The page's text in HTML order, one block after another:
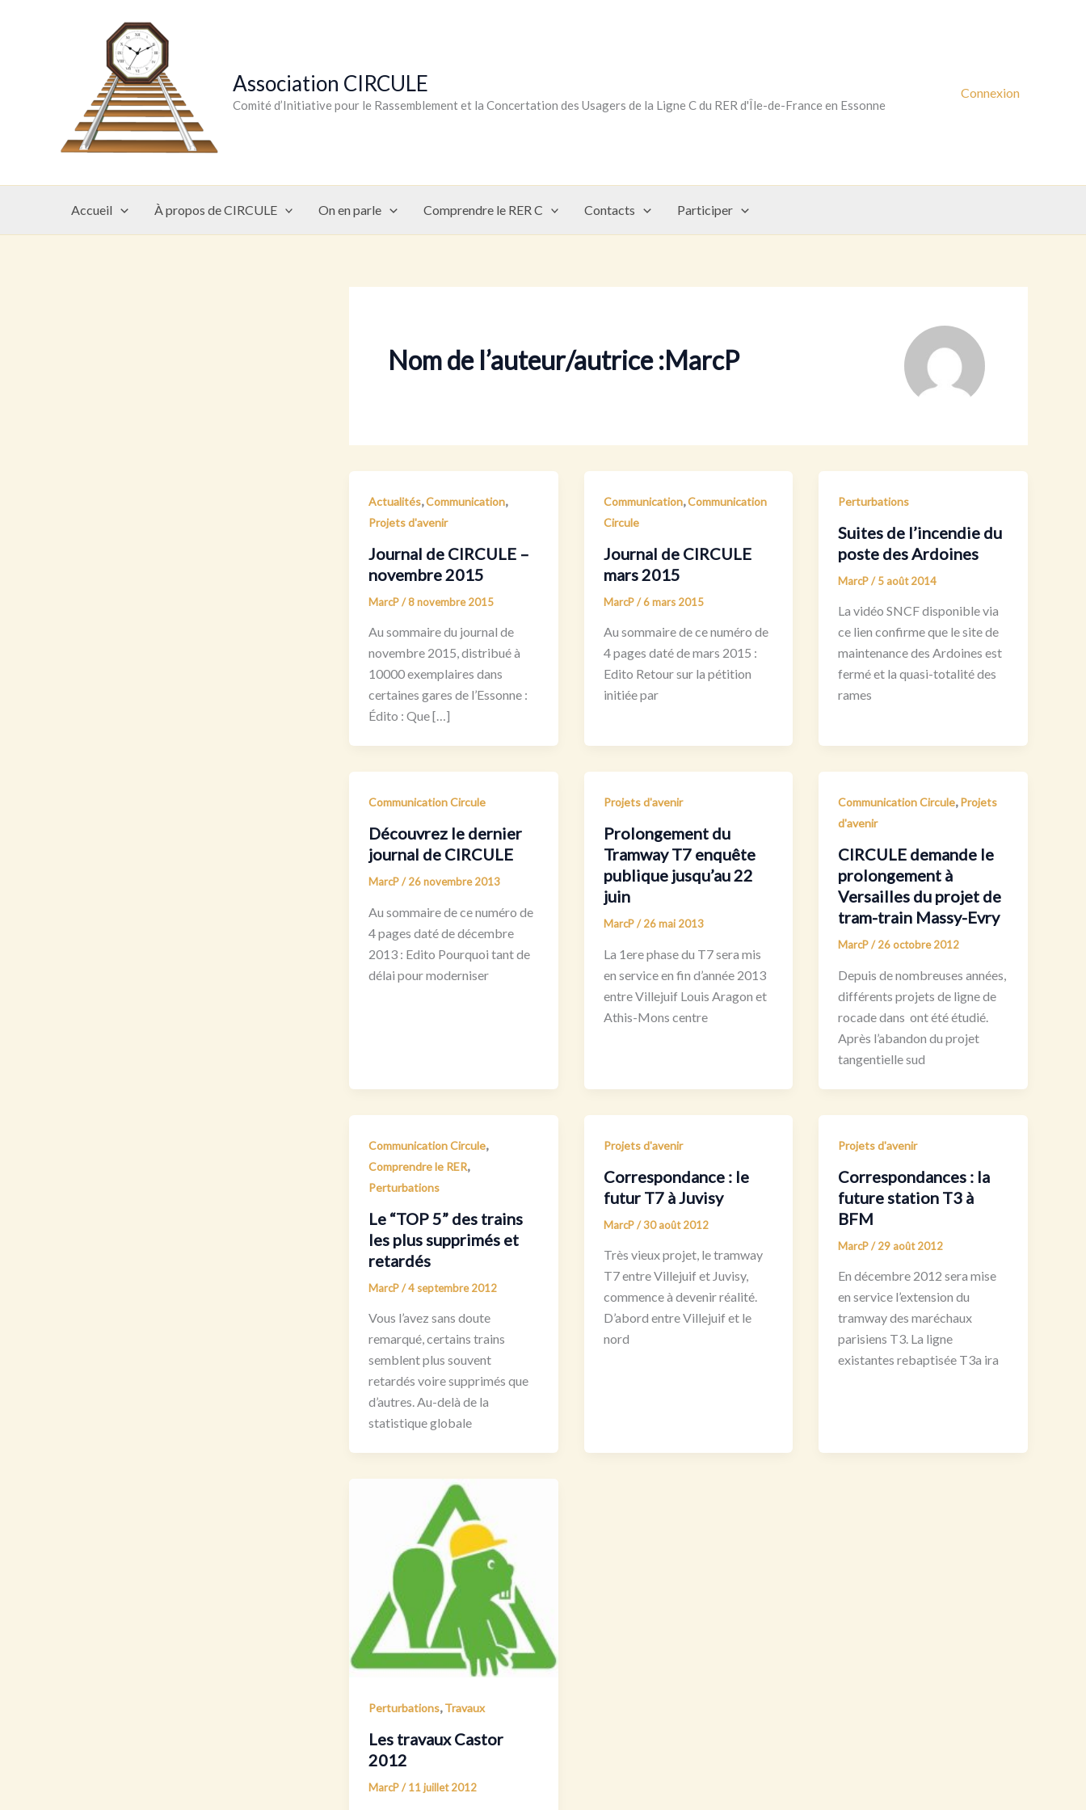
Association CIRCULE
Comité d’Initiative pour le Rassemblement et la Concertation des Usagers de la Ligne C du RER d'Île-de-France en Essonne
Connexion
Accueil À propos de CIRCULE On en parle Comprendre le RER C Contacts Participer
Nom de l’auteur/autrice :MarcP
Actualités,Communication,
Projets d'avenir
Journal de CIRCULE –
novembre 2015
MarcP/8 novembre 2015
Au sommaire du journal de
novembre 2015, distribué à
10000 exemplaires dans
certaines gares de l’Essonne :
Édito : Que […]
Communication,Communication
Circule
Journal de CIRCULE
mars 2015
MarcP/6 mars 2015
Au sommaire de ce numéro de
4 pages daté de mars 2015 :
Edito Retour sur la pétition
initiée par
Perturbations
Suites de l’incendie du
poste des Ardoines
MarcP/5 août 2014
La vidéo SNCF disponible via
ce lien confirme que le site de
maintenance des Ardoines est
fermé et la quasi-totalité des
rames
Communication Circule
Découvrez le dernier
journal de CIRCULE
MarcP/26 novembre 2013
Au sommaire de ce numéro de
4 pages daté de décembre
2013 : Edito Pourquoi tant de
délai pour moderniser
Projets d'avenir
Prolongement du
Tramway T7 enquête
publique jusqu’au 22
juin
MarcP/26 mai 2013
La 1ere phase du T7 sera mis
en service en fin d’année 2013
entre Villejuif Louis Aragon et
Athis-Mons centre
Communication Circule,Projets
d'avenir
CIRCULE demande le
prolongement à
Versailles du projet de
tram-train Massy-Evry
MarcP/26 octobre 2012
Depuis de nombreuses années,
différents projets de ligne de
rocade dans ont été étudié.
Après l’abandon du projet
tangentielle sud
Communication Circule,
Comprendre le RER,
Perturbations
Le “TOP 5” des trains
les plus supprimés et
retardés
MarcP/4 septembre 2012
Vous l’avez sans doute
remarqué, certains trains
semblent plus souvent
retardés voire supprimés que
d’autres. Au-delà de la
statistique globale
Projets d'avenir
Correspondance : le
futur T7 à Juvisy
MarcP/30 août 2012
Très vieux projet, le tramway
T7 entre Villejuif et Juvisy,
commence à devenir réalité.
D’abord entre Villejuif et le
nord
Projets d'avenir
Correspondances : la
future station T3 à
BFM
MarcP/29 août 2012
En décembre 2012 sera mise
en service l’extension du
tramway des maréchaux
parisiens T3. La ligne
existantes rebaptisée T3a ira
Perturbations,Travaux
Les travaux Castor
2012
MarcP/11 juillet 2012